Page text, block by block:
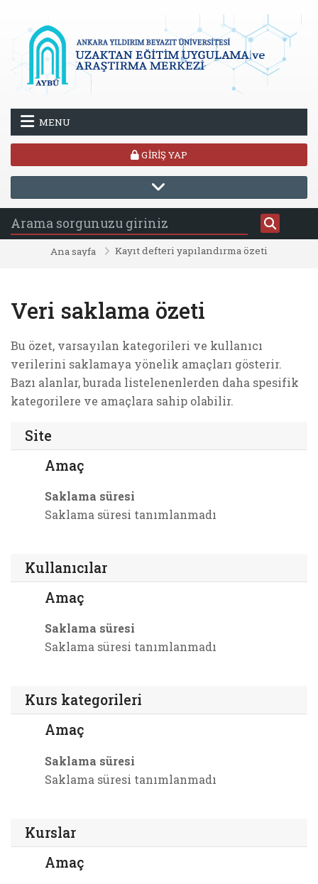
MENU
GIRIŞ YAP
Ana sayfa Kayıt defteri yapılandırma özeti
Veri saklama özeti
Bu özet, varsayılan kategorileri ve kullanıcı
verilerini saklamaya yönelik amaçları gösterir.
Bazı alanlar, burada listelenenlerden daha spesifik
kategorilere ve amaçlara sahip olabilir.
Site
Amaç
Saklama süresi
Saklama süresi tanımlanmadı
Kullanıcılar
Amaç
Saklama süresi
Saklama süresi tanımlanmadı
Kurs kategorileri
Amaç
Saklama süresi
Saklama süresi tanımlanmadı
Kurslar
Amaç